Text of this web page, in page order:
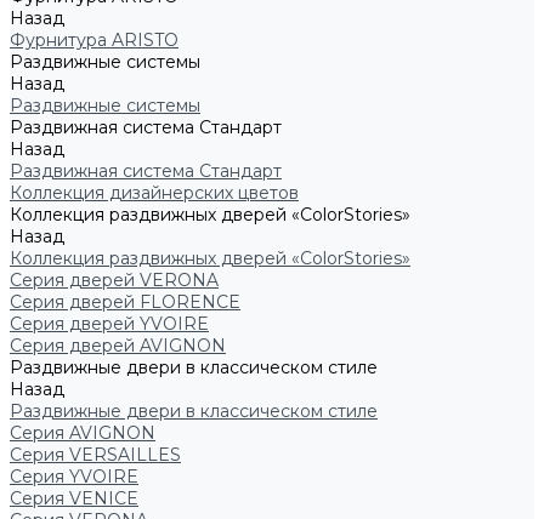
Назад
Фурнитура ARISTO
Раздвижные системы
Назад
Раздвижные системы
Раздвижная система Стандарт
Назад
Раздвижная система Стандарт
Коллекция дизайнерских цветов
Коллекция раздвижных дверей «ColorStories»
Назад
Коллекция раздвижных дверей «ColorStories»
Серия дверей VERONA
Серия дверей FLORENCE
Серия дверей YVOIRE
Серия дверей AVIGNON
Раздвижные двери в классическом стиле
Назад
Раздвижные двери в классическом стиле
Серия AVIGNON
Серия VERSAILLES
Серия YVOIRE
Серия VENICE